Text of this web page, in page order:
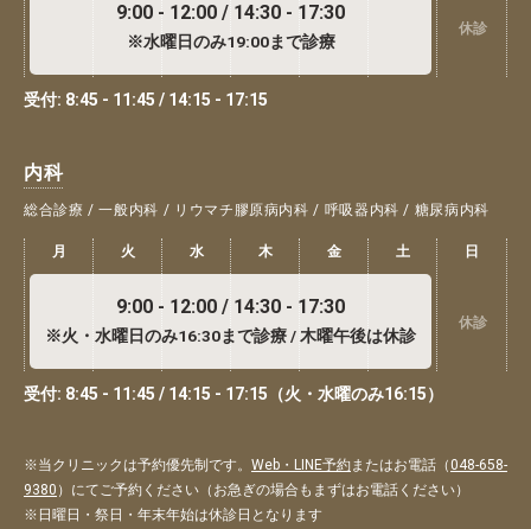
9:00 - 12:00 / 14:30 - 17:30
※水曜日のみ19:00まで診療
休診
受付: 8:45 - 11:45 / 14:15 - 17:15
内科
総合診療 / 一般内科 / リウマチ膠原病内科 / 呼吸器内科 / 糖尿病内科
月 火 水 木 金 土 日
9:00 - 12:00 / 14:30 - 17:30
※火・水曜日のみ16:30まで診療 / 木曜午後は休診
休診
受付: 8:45 - 11:45 / 14:15 - 17:15（火・水曜のみ16:15）
※当クリニックは予約優先制です。 Web・LINE予約またはお電話（ 048-658-
9380 ）にてご予約ください（お急ぎの場合もまずはお電話ください）
※日曜日・祭日・年末年始は休診日となります